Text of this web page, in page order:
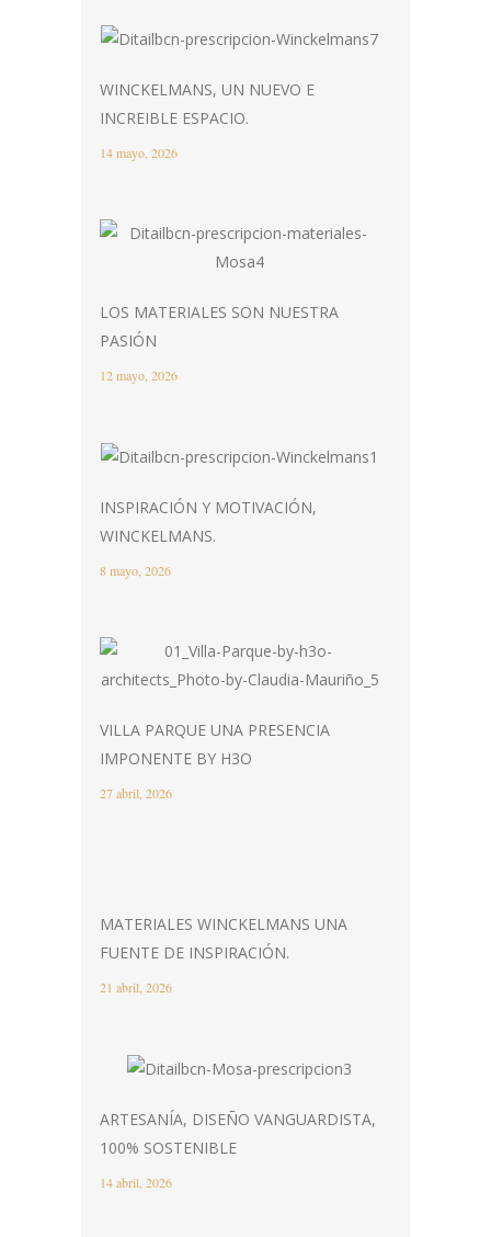
WINCKELMANS, UN NUEVO E
INCREIBLE ESPACIO.
14 mayo, 2026
LOS MATERIALES SON NUESTRA
PASIÓN
12 mayo, 2026
INSPIRACIÓN Y MOTIVACIÓN,
WINCKELMANS.
8 mayo, 2026
VILLA PARQUE UNA PRESENCIA
IMPONENTE BY H3O
27 abril, 2026
MATERIALES WINCKELMANS UNA
FUENTE DE INSPIRACIÓN.
21 abril, 2026
ARTESANÍA, DISEÑO VANGUARDISTA,
100% SOSTENIBLE
14 abril, 2026